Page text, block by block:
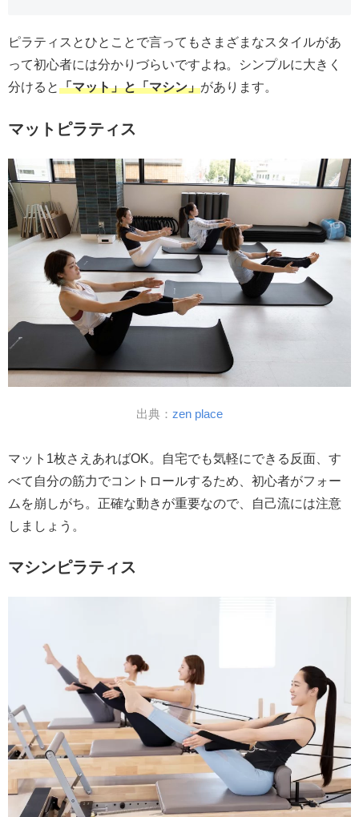
ピラティスとひとことで言ってもさまざまなスタイルがあ
って初心者には分かりづらいですよね。シンプルに大きく
分けると「マット」と「マシン」があります。
マットピラティス
出典： zen place
マット1枚さえあればOK。自宅でも気軽にできる反面、す
べて自分の筋力でコントロールするため、初心者がフォー
ムを崩しがち。正確な動きが重要なので、自己流には注意
しましょう。
マシンピラティス